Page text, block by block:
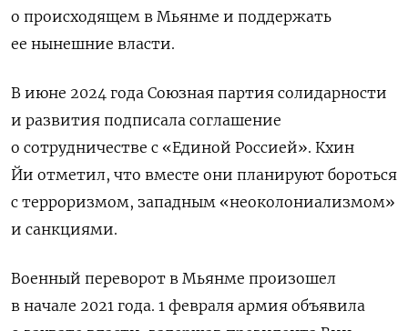
о происходящем в Мьянме и поддержать
ее нынешние власти.
В июне 2024 года Союзная партия солидарности
и развития подписала соглашение
о сотрудничестве с «Единой Россией». Кхин
Йи отметил, что вместе они планируют бороться
с терроризмом, западным «неоколониализмом»
и санкциями.
Военный переворот в Мьянме произошел
в начале 2021 года. 1 февраля армия объявила